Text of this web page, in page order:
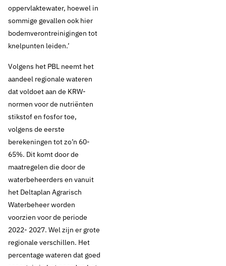
Thema's:
Drinkwaterbronnen en ondergrond
Drinkwaterbronnen en opkomende stoffen
oppervlaktewater, hoewel in
sommige gevallen ook hier
bodemverontreinigingen tot
knelpunten leiden.’
Volgens het PBL neemt het
aandeel regionale wateren
dat voldoet aan de KRW-
normen voor de nutriënten
stikstof en fosfor toe,
volgens de eerste
berekeningen tot zo’n 60-
65%. Dit komt door de
maatregelen die door de
waterbeheerders en vanuit
het Deltaplan Agrarisch
Waterbeheer worden
voorzien voor de periode
2022- 2027. Wel zijn er grote
regionale verschillen. Het
percentage wateren dat goed